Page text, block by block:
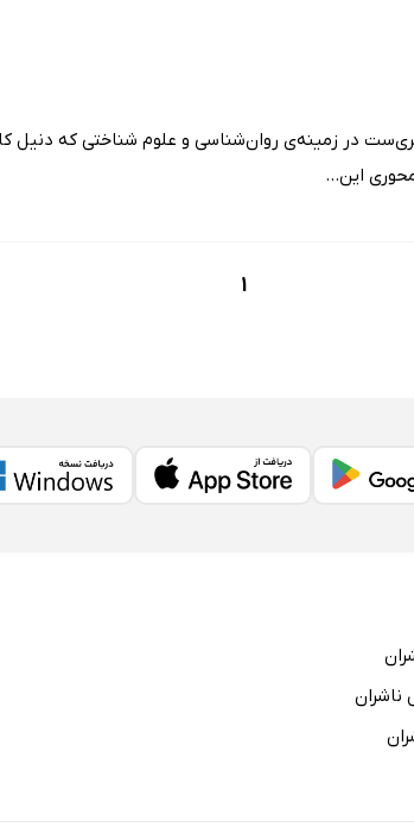
در زمینه‌ی روان‌شناسی و علوم شناختی که دنیل
این...
1
ناشران